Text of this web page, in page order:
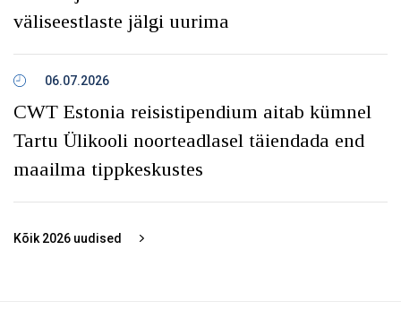
väliseestlaste jälgi uurima
06.07.2026
CWT Estonia reisistipendium aitab kümnel
Tartu Ülikooli noorteadlasel täiendada end
maailma tippkeskustes
Kõik 2026 uudised